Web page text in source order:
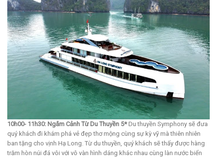
10h00- 11h30: Ngắm Cảnh Từ Du Thuyền 5*Du thuyền Symphony sẽ đưa
quý khách đi khám phá vẻ đẹp thơ mộng cùng sự kỳ vỹ mà thiên nhiên
ban tặng cho vịnh Hạ Long. Từ du thuyền, quý khách sẽ thấy được hàng
trăm hòn núi đá vôi với vô vàn hình dáng khác nhau cùng làn nước biển